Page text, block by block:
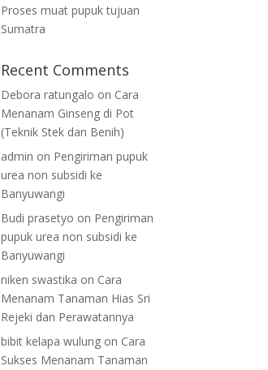
Proses muat pupuk tujuan
Sumatra
Recent Comments
Debora ratungalo on Cara
Menanam Ginseng di Pot
(Teknik Stek dan Benih)
admin on Pengiriman pupuk
urea non subsidi ke
Banyuwangi
Budi prasetyo on Pengiriman
pupuk urea non subsidi ke
Banyuwangi
niken swastika on Cara
Menanam Tanaman Hias Sri
Rejeki dan Perawatannya
bibit kelapa wulung on Cara
Sukses Menanam Tanaman